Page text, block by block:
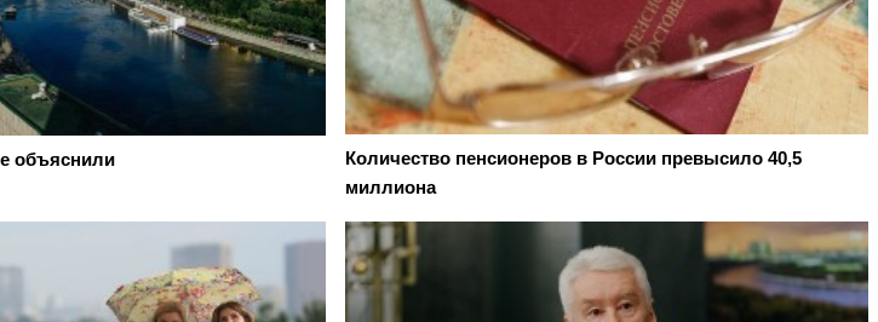
объяснили
Количество пенсионеров в России превысило 40,5
миллиона